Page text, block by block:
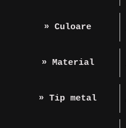
» Culoare
» Material
» Tip metal